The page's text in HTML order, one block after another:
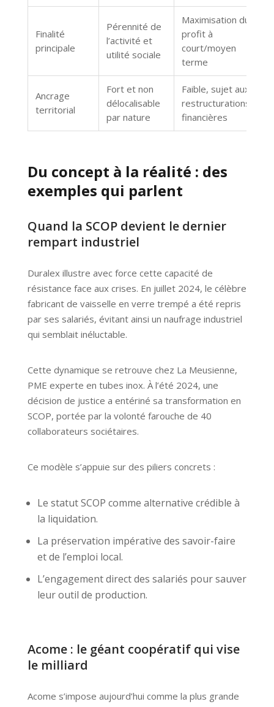
Finalité
principale
Pérennité de
l’activité et
utilité sociale
Maximisation du
profit à
court/moyen
terme
Ancrage
territorial
Fort et non
délocalisable
par nature
Faible, sujet aux
restructurations
financières
Du concept à la réalité : des
exemples qui parlent
Quand la SCOP devient le dernier
rempart industriel
Duralex illustre avec force cette capacité de
résistance face aux crises. En juillet 2024, le célèbre
fabricant de vaisselle en verre trempé a été repris
par ses salariés, évitant ainsi un naufrage industriel
qui semblait inéluctable.
Cette dynamique se retrouve chez La Meusienne,
PME experte en tubes inox. À l’été 2024, une
décision de justice a entériné sa transformation en
SCOP, portée par la volonté farouche de 40
collaborateurs sociétaires.
Ce modèle s’appuie sur des piliers concrets :
Le statut SCOP comme alternative crédible à
la liquidation.
La préservation impérative des savoir-faire
et de l’emploi local.
L’engagement direct des salariés pour sauver
leur outil de production.
Acome : le géant coopératif qui vise
le milliard
Acome s’impose aujourd’hui comme la plus grande